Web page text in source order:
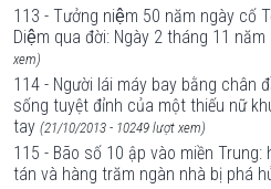
113 - Tưởng niệm 50 năm ngày cố
Diệm qua đời: Ngày 2 tháng 11 năm
xem)
114 - Người lái máy bay bằng chân
sống tuyệt đỉnh của một thiếu nữ
tay (21/10/2013 - 10249 lượt xem)
115 - Bão số 10 ập vào miền
tán và hàng trăm ngàn nhà bị phá